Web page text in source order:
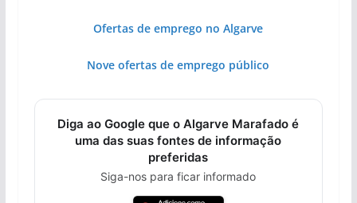
Ofertas de emprego no Algarve
Nove ofertas de emprego público
Diga ao Google que o Algarve Marafado é
uma das suas fontes de informação
preferidas
Siga-nos para ficar informado